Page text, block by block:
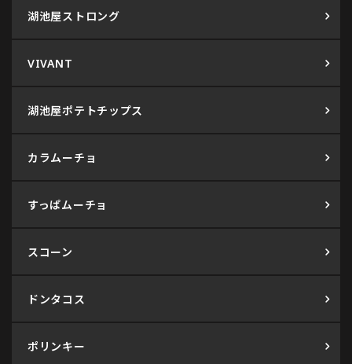
湖池屋ストロング
VIVANT
湖池屋ポテトチップス
カラムーチョ
すっぱムーチョ
スコーン
ドンタコス
ポリンキー